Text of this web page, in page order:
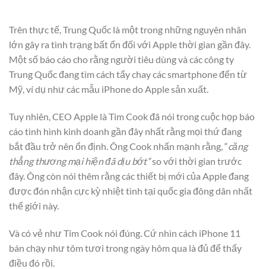
Trên thực tế, Trung Quốc là một trong những nguyên nhân
lớn gây ra tình trạng bất ổn đối với Apple thời gian gần đây.
Một số báo cáo cho rằng người tiêu dùng và các công ty
Trung Quốc đang tìm cách tẩy chay các smartphone đến từ
Mỹ, ví dụ như các mẫu iPhone do Apple sản xuất.
Tuy nhiên, CEO Apple là Tim Cook đã nói trong cuộc họp báo
cáo tình hình kinh doanh gần đây nhất rằng mọi thứ đang
bắt đầu trở nên ổn định. Ông Cook nhấn mạnh rằng, “căng
thẳng thương mại hiện đã dịu bớt”so với thời gian trước
đây. Ông còn nói thêm rằng các thiết bị mới của Apple đang
được đón nhận cực kỳ nhiệt tình tại quốc gia đông dân nhất
thế giới này.
Và có vẻ như Tim Cook nói đúng. Cứ nhìn cách iPhone 11
bán chạy như tôm tươi trong ngày hôm qua là đủ để thấy
điều đó rồi.